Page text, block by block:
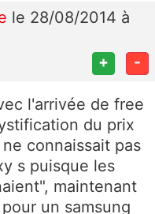
le 28/08/2014 à
+ -
l'arrivée de free
du prix
connaissait pas
s puisque les
maintenant
un samsung